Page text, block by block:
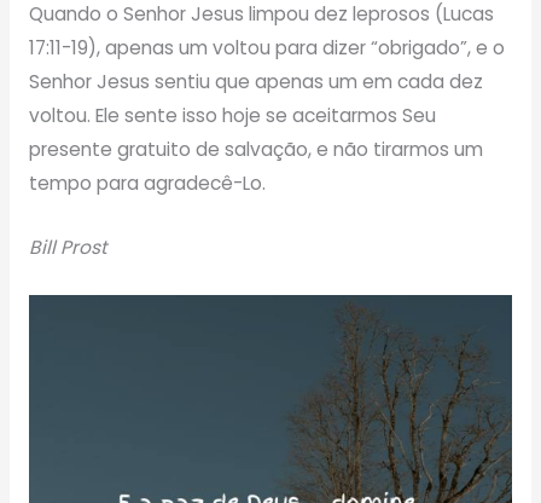
Quando o Senhor Jesus limpou dez leprosos (Lucas
17:11-19), apenas um voltou para dizer “obrigado”, e o
Senhor Jesus sentiu que apenas um em cada dez
voltou. Ele sente isso hoje se aceitarmos Seu
presente gratuito de salvação, e não tirarmos um
tempo para agradecê-Lo.
Bill Prost